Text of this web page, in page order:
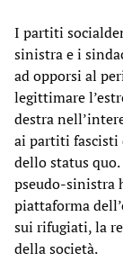
I partiti
sinistra e i
ad opporsi al
legittimare
destra
ai partiti fascisti
dello status
pseudo-sinistra
piattaforma
sui rifugiati, la
della società.